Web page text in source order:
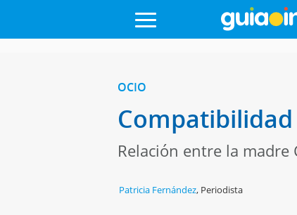
OCIO
Relación entre la
Patricia Fernández, Periodista